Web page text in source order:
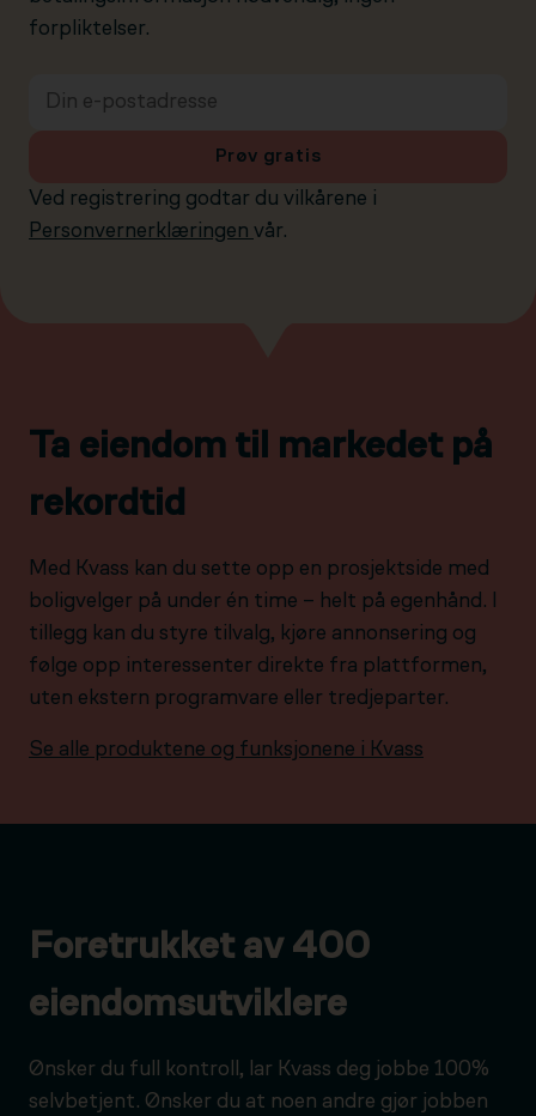
forpliktelser.
Ved registrering godtar du vilkårene i
Personvernerklæringen vår.
Prøv gratis
Ta eiendom til markedet på
rekordtid
Med Kvass kan du sette opp en prosjektside med
boligvelger på under én time – helt på egenhånd. I
tillegg kan du styre tilvalg, kjøre annonsering og
følge opp interessenter direkte fra plattformen,
uten ekstern programvare eller tredjeparter.
Se alle produktene og funksjonene i Kvass
Foretrukket av 400
eiendomsutviklere
Ønsker du full kontroll, lar Kvass deg jobbe 100%
selvbetjent. Ønsker du at noen andre gjør jobben